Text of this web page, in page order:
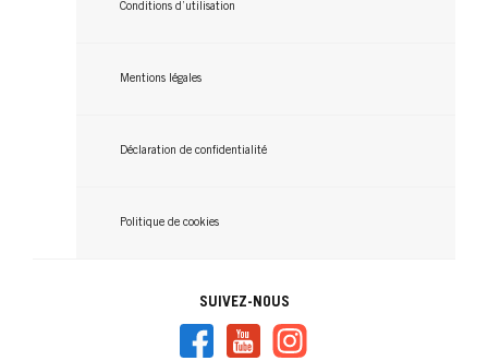
GLISS
Masque Anti-Damage
Conditions d’utilisation
Mentions légales
Déclaration de confidentialité
Politique de cookies
SUIVEZ-NOUS